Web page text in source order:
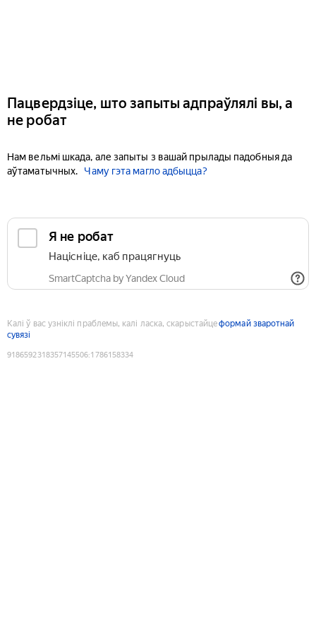
Пацвердзіце, што запыты адпраўлялі вы, а
не робат
Нам вельмі шкада, але запыты з вашай прылады падобныя да
аўтаматычных.
Чаму гэта магло адбыцца?
Я не робат
Націсніце, каб працягнуць
SmartCaptcha by Yandex Cloud
Калі ў вас узніклі праблемы, калі ласка, скарыстайцеформай зваротнай
сувязі
9186592318357145506:1786158334